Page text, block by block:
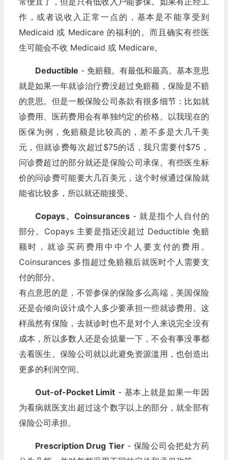
作，或者说收入正常一点的，基本是不能享受到
Medicaid 或 Medicare 的福利的。而且确实有些医
生可能会不收 Medicaid 或 Medicare。
Deductible - 免赔额。有最低和最高。基本意思
就是如果一年就诊治疗费没超过免赔额，保险是不赔
的意思。但是一般保险公司条款有很多细节：比如就
诊费用、医药费用会有单独约定的价格。以我现在的
医保为例，免赔额是比较高的，差不多是大几千美
元，但就诊费每次超过$75的话，我只需要付$75，
问诊费超过的部分就还是保险公司承保。有些医生标
价的问诊费可能要大几百美元，这个时候通过保险就
能省比较多，所以就还能接受。
Copays、Coinsurances - 就是指个人自付的
部分。Copays 主要是指还没超过 Deductible 免赔
额时，就诊买药费用中中个人要支付的费用。
Coinsurances 多指超过免赔额后就医时个人需要支
付的部分。
有点意思的是，不管参保的保险多么高端，美国保险
还是会倾向设计成个人多少要承担一些就诊费用。这
样虽然有保险，去就诊时也不是对个人来说完全没有
成本，所以多数人还是会掂量一下，不会有事没事都
去看医生。保险公司就以此避免资源滥用，也创造出
更多的利润空间。
Out-of-Pocket Limit - 基本上就是如果一年因
为看病就医支出超过这个数字以上的部分，就全部有
保险公司承担。
Prescription Drug Tier- 保险公司会把处方药